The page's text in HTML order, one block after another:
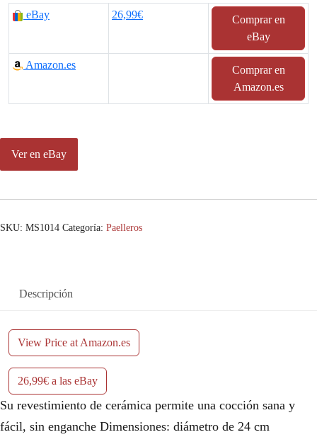
eBay 26,99€
Comprar en
eBay
Amazon.es
Comprar en
Amazon.es
Ver en eBay
SKU: MS1014 Categoría: Paelleros
Descripción
View Price at Amazon.es
26,99€ a las eBay
Su revestimiento de cerámica permite una cocción sana y
fácil, sin enganche Dimensiones: diámetro de 24 cm